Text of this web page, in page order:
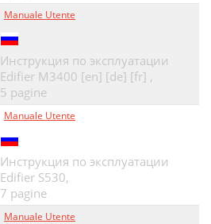
Manuale Utente
Инструкция по эксплуатации
Edifier M3400 [en] [de] [fr] ,
5 pagine
Manuale Utente
Инструкция по эксплуатации
Edifier S530,
7 pagine
Manuale Utente